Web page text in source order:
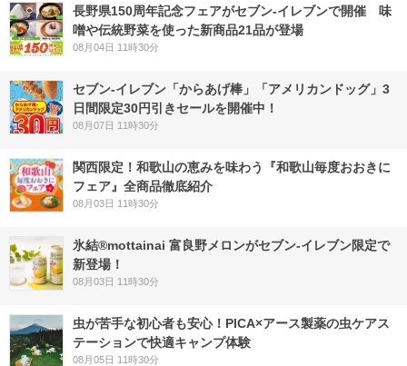
長野県150周年記念フェアがセブン-イレブンで開催 味
噌や伝統野菜を使った新商品21品が登場
08月04日 11時30分
セブン‐イレブン「からあげ棒」「アメリカンドッグ」3
日間限定30円引きセールを開催中！
08月07日 11時30分
関西限定！和歌山の恵みを味わう『和歌山毎度おおきに
フェア』全商品徹底紹介
08月03日 11時30分
氷結®mottainai 富良野メロンがセブン‐イレブン限定で
新登場！
08月03日 11時30分
虫が苦手な初心者も安心！PICA×アース製薬の虫ケアス
テーションで快適キャンプ体験
08月05日 11時30分